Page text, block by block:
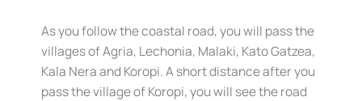
As you follow the coastal road, you will pass the
villages of Agria, Lechonia, Malaki, Kato Gatzea,
Kala Nera and Koropi. A short distance after you
pass the village of Koropi, you will see the road